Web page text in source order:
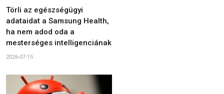
Törli az egészségügyi
adataidat a Samsung Health,
ha nem adod oda a
mesterséges intelligenciának
2026-07-15